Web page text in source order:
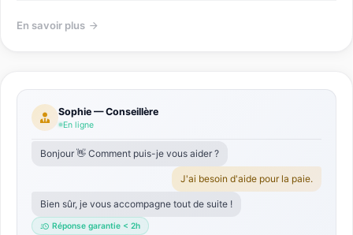
En savoir plus
Sophie — Conseillère
En ligne
Bonjour 👋 Comment puis-je vous aider ?
J'ai besoin d'aide pour la paie.
Bien sûr, je vous accompagne tout de suite !
Réponse garantie < 2h